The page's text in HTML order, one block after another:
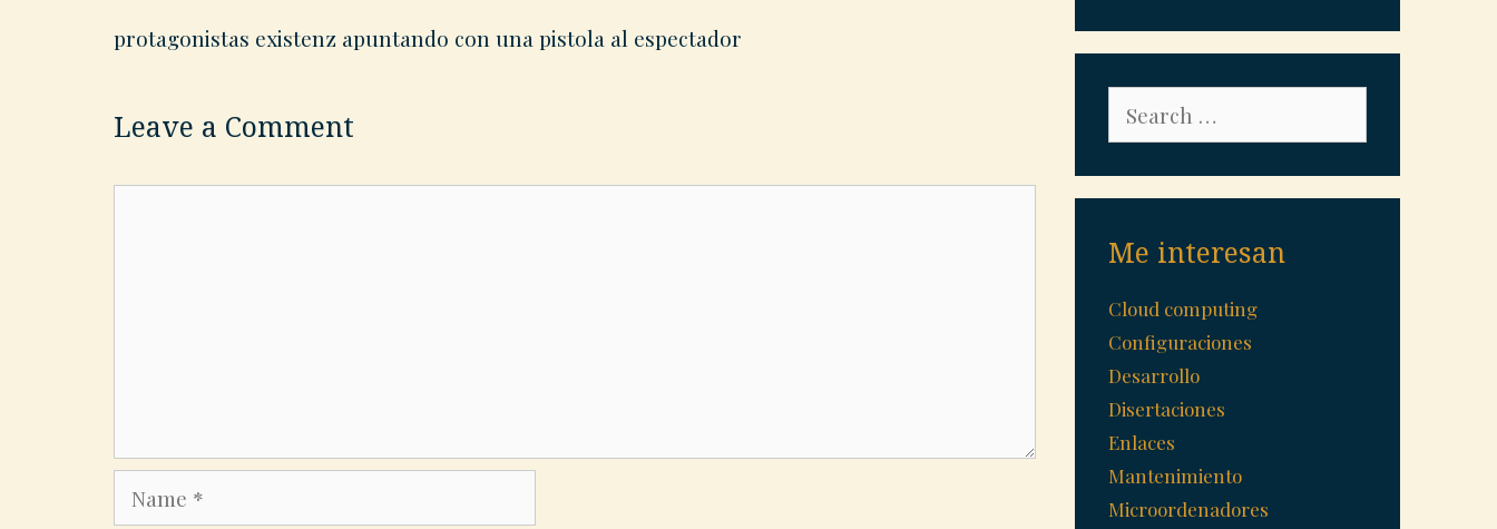
protagonistas existenz apuntando con una pistola al espectador
Leave a Comment
for:
Me interesan
Cloud computing
Configuraciones
Desarrollo
Disertaciones
Enlaces
Mantenimiento
Microordenadores